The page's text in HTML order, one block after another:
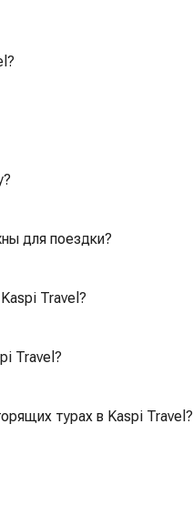
для поездки?
Travel?
Travel?
турах в Kaspi Travel?